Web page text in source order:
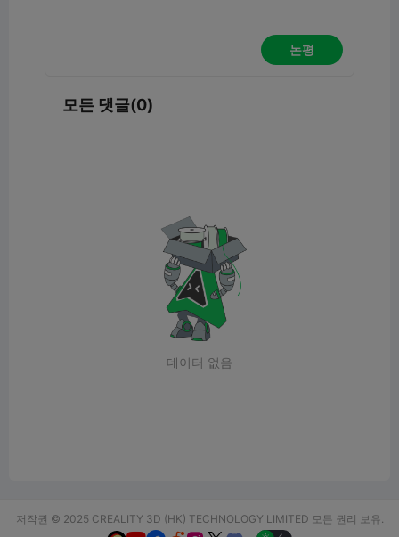
논평
모든 댓글(0)
데이터 없음
저작권 © 2025 CREALITY 3D (HK) TECHNOLOGY LIMITED 모든 권리 보유.